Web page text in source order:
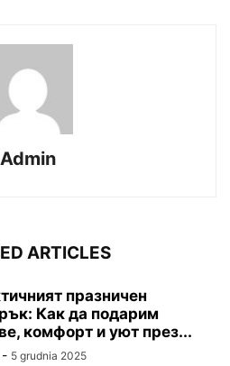
Admin
ARTICLES
празничен
Как да подарим
комфорт и уют през...
- 5 grudnia 2025